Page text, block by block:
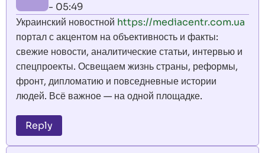
- 05:49
Украинский новостной https://mediacentr.com.ua
портал с акцентом на объективность и факты:
свежие новости, аналитические статьи, интервью и
спецпроекты. Освещаем жизнь страны, реформы,
фронт, дипломатию и повседневные истории
людей. Всё важное — на одной площадке.
Reply